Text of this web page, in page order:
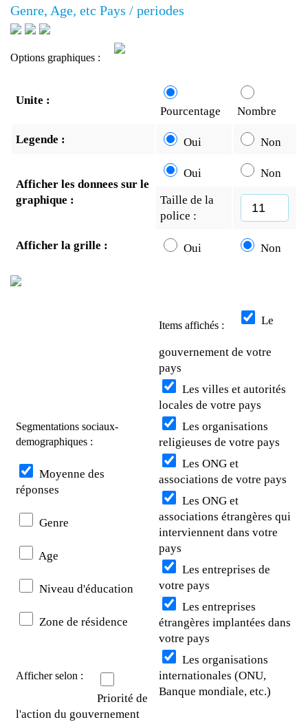
Genre, Age, etc Pays / periodes
Options graphiques :
Unite :
Pourcentage
Nombre
Legende : Oui Non
Afficher les donnees sur le
graphique :
Oui Non
Taille de la
police :
Afficher la grille : Oui Non
Segmentations sociaux-
demographiques :
Moyenne des
réponses
Genre
Age
Niveau d'éducation
Zone de résidence
Afficher selon :
Priorité de
l'action du gouvernement
Items affichés : Le
gouvernement de votre
pays
Les villes et autorités
locales de votre pays
Les organisations
religieuses de votre pays
Les ONG et
associations de votre pays
Les ONG et
associations étrangères qui
interviennent dans votre
pays
Les entreprises de
votre pays
Les entreprises
étrangères implantées dans
votre pays
Les organisations
internationales (ONU,
Banque mondiale, etc.)